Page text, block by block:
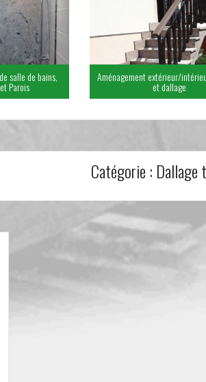
salle de bains,
Parois
Aménagement extérieur/
et dallage
Catégorie : Dallage